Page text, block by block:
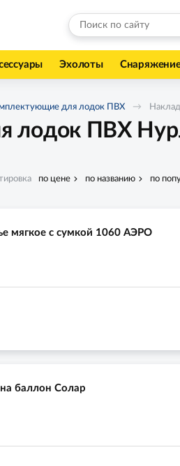
Эхолоты
для лодок ПВХ
лодок ПВХ
по цене по названию по
мягкое с сумкой 1060 АЭРО
баллон Солар